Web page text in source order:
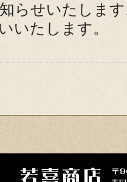
らせいたしま
いたします。